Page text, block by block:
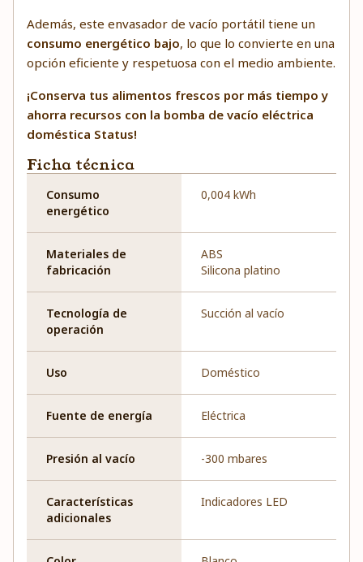
Además, este envasador de vacío portátil tiene un
consumo energético bajo, lo que lo convierte en una
opción eficiente y respetuosa con el medio ambiente.
¡Conserva tus alimentos frescos por más tiempo y
ahorra recursos con la bomba de vacío eléctrica
doméstica Status!
Ficha técnica
Consumo
energético
0,004 kWh
Materiales de
fabricación
ABS
Silicona platino
Tecnología de
operación
Succión al vacío
Uso Doméstico
Fuente de energía Eléctrica
Presión al vacío -300 mbares
Características
adicionales
Indicadores LED